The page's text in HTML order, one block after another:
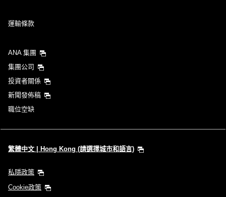
運輸條款
ANA 集團
集團公司
投資者關係
新聞發佈稿
職位空缺
繁體中文 | Hong Kong (請選擇城市和語言)
私隱政策
Cookie政策